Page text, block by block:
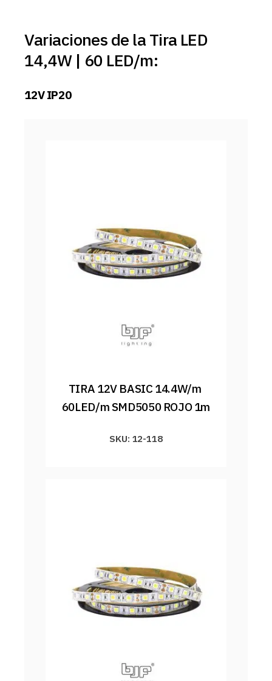
Variaciones de la Tira LED
14,4W | 60 LED/m:
12V IP20
TIRA 12V BASIC 14.4W/m
60LED/m SMD5050 ROJO 1m
SKU: 12-118